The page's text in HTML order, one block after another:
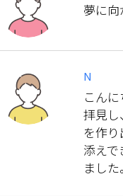
夢に
N
こん
拝見
を作
添え
ました